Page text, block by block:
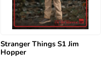
Stranger Things S1 Jim
Hopper